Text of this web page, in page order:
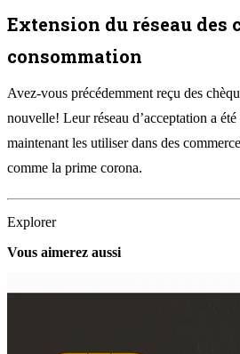
Extension du réseau des
consommation
Avez-vous précédemment reçu des
nouvelle! Leur réseau d’acceptation a
maintenant les utiliser dans des
comme la prime corona.
Explorer
Vous aimerez aussi